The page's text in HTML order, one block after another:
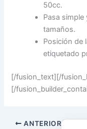
50cc.
Pasa
tamaños.
Posición de
etiquetado
[/fusion_text][/
[/
ANTERIOR